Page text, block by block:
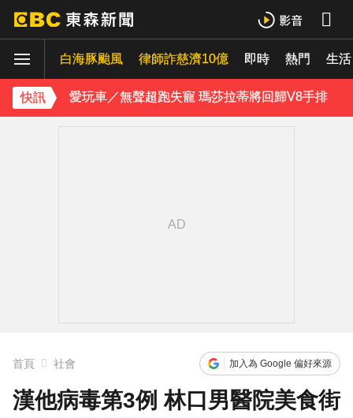
白海豚颱風 律師詐慈濟10億 即時 熱門 生活
快訊
愛玩車／無聲超跑失寵 瑪莎拉蒂將回歸V8手排
《理財達人秀》X 安聯投信免費講座報名中！搶先卡位 2027
首頁 社會 加入為 Google 偏好來源
漢他病毒第3例 林口男醫院美食街